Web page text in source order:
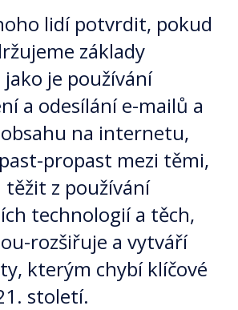
lidí potvrdit, pokud
základy
je používání
a odesílání e-mailů a
na internetu,
propast mezi těmi,
z používání
technologií a těch,
rozšiřuje a vytváří
kterým chybí klíčové
století.